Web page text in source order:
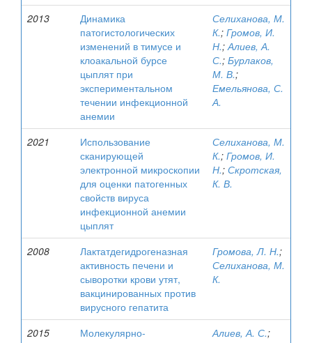
2013
Динамика
патогистологических
изменений в тимусе и
клоакальной бурсе
цыплят при
экспериментальном
течении инфекционной
анемии
Селиханова, М.
К.; Громов, И.
Н.;Алиев, А.
С.; Бурлаков,
М. В.;
Емельянова, С.
А.
2021
Использование
сканирующей
электронной микроскопии
для оценки патогенных
свойств вируса
инфекционной анемии
цыплят
Селиханова, М.
К.; Громов, И.
Н.; Скротская,
К. В.
2008
Лактатдегидрогеназная
активность печени и
сыворотки крови утят,
вакцинированных против
вирусного гепатита
Громова, Л. Н.;
Селиханова, М.
К.
2015
Молекулярно-
Алиев, А. С.;